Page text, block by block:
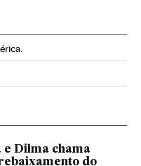
en Facebook
Dilma chama
do